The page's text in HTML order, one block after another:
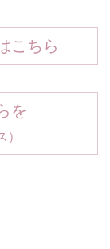
こちら
を